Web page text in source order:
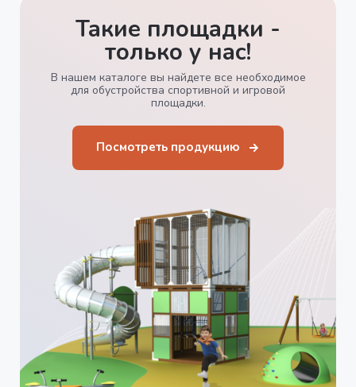
Такие площадки -
только у нас!
В нашем каталоге вы найдете все необходимое
для обустройства спортивной и игровой
площадки.
Посмотреть продукцию